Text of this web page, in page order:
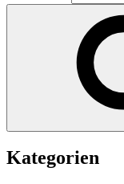
Kategorien